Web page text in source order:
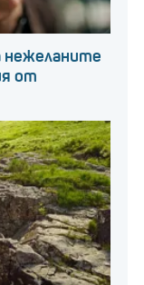
нежеланите
от